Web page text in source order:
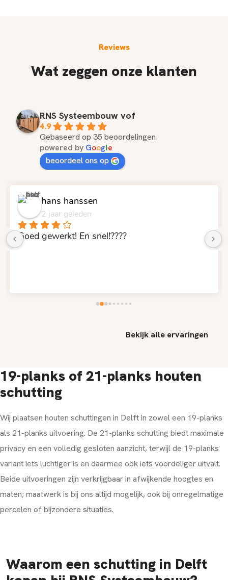
Reviews
Wat zeggen onze klanten
RNS Systeembouw vof
4.9
Gebaseerd op 35 beoordelingen
powered by Google
beoordeel ons op
hans hanssen
2 jaar geleden
Goed gewerkt! En snel!????
Bekijk alle ervaringen
19-planks of 21-planks houten
schutting
Wij plaatsen houten schuttingen in Delft in zowel een 19-planks
als 21-planks uitvoering. De 21-planks schutting biedt maximale
privacy en een volledig gesloten aanzicht, terwijl de 19-planks
variant iets luchtiger is en daarmee ook iets voordeliger uitvalt.
Beide uitvoeringen zijn verkrijgbaar in afwijkende hoogtes en
maten; maatwerk is bij ons altijd mogelijk, ook bij onregelmatige
percelen of bijzondere situaties.
Waarom een schutting in Delft